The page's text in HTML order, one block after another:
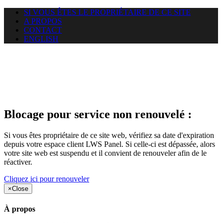
SI VOUS ÊTES LE PROPRIÉTAIRE DE CE SITE
A PROPOS
CONTACT
ENGLISH
Blocage pour service non renouvelé :
Si vous êtes propriétaire de ce site web, vérifiez sa date d'expiration
depuis votre espace client LWS Panel. Si celle-ci est dépassée, alors
votre site web est suspendu et il convient de renouveler afin de le
réactiver.
Cliquez ici pour renouveler
×Close
À propos